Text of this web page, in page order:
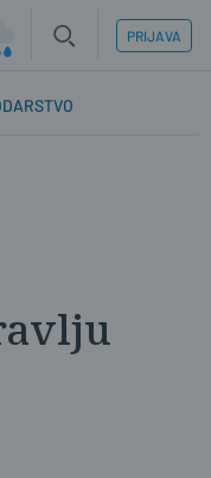
PRIJAVA